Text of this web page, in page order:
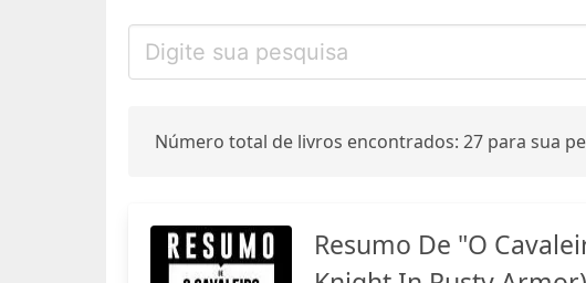
Número total de livros encontrados: 27 para sua
Resumo De "O